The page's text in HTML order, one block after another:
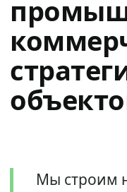
Мы строим